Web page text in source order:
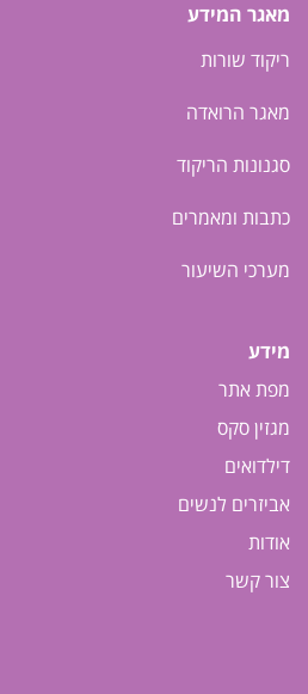
מאגר המידע
ריקוד שורות
מאגר הרואדה
סגנונות הריקוד
כתבות ומאמרים
מערכי השיעור
מידע
מפת אתר
מגזין סקס
דילדואים
אביזרים לנשים
אודות
צור קשר